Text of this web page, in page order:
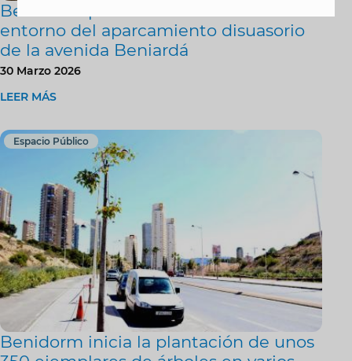
Benidorm planta 300 árboles en el
entorno del aparcamiento disuasorio
de la avenida Beniardá
30 Marzo 2026
LEER MÁS
Espacio Público
Benidorm inicia la plantación de unos